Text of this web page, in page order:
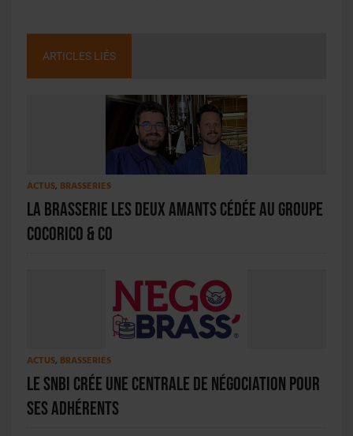
ARTICLES LIÉS
ACTUS, BRASSERIES
La Brasserie Les Deux Amants cédée au groupe
Cocorico & Co
ACTUS, BRASSERIES
Le SNBi crée une centrale de négociation pour
ses adhérents